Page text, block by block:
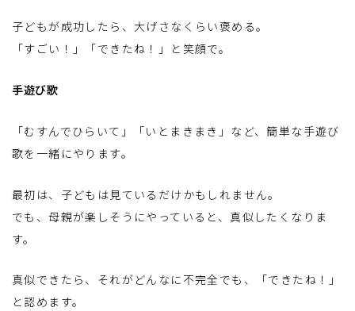
子どもが成功したら、大げさなくらい褒める。
「すごい！」「できたね！」と笑顔で。
手遊び歌
「むすんでひらいて」「いとまきまき」など、簡単な手遊び
歌を一緒にやります。
最初は、子どもは見ているだけかもしれません。
でも、母親が楽しそうにやっていると、真似したくなりま
す。
真似できたら、それがどんなに不完全でも、「できたね！」
と認めます。